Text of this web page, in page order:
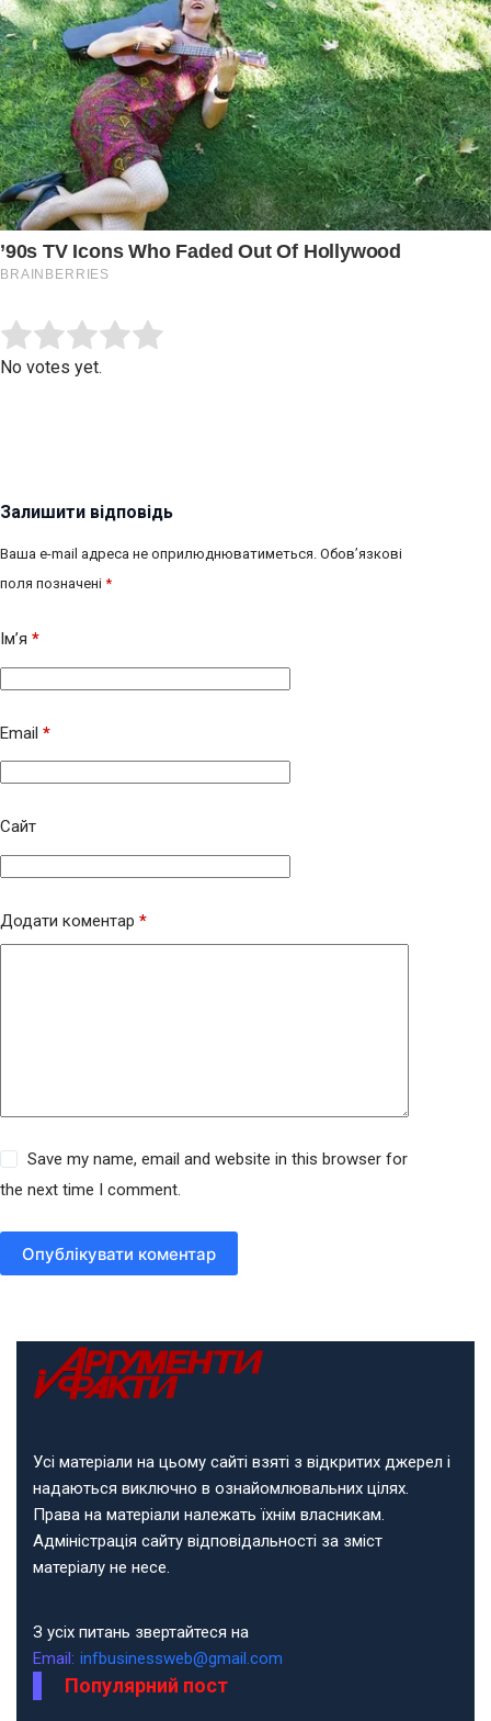
Rate this item:
No votes yet.
Залишити відповідь
Ваша e-mail адреса не оприлюднюватиметься. Обов’язкові
поля позначені *
Ім’я *
Email *
Сайт
Додати коментар *
Save my name, email and website in this browser for
the next time I comment.
Опублікувати коментар
Усі матеріали на цьому сайті взяті з відкритих джерел і
надаються виключно в ознайомлювальних цілях.
Права на матеріали належать їхнім власникам.
Адміністрація сайту відповідальності за зміст
матеріалу не несе.
З усіх питань звертайтеся на
Email: infbusinessweb@gmail.com
Популярний пост